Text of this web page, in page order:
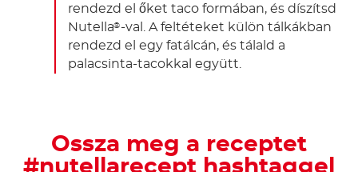
rendezd el őket taco formában, és díszítsd
Nutella® -val. A feltéteket külön tálkákban
rendezd el egy fatálcán, és tálald a
palacsinta-tacokkal együtt.
Ossza meg a receptet